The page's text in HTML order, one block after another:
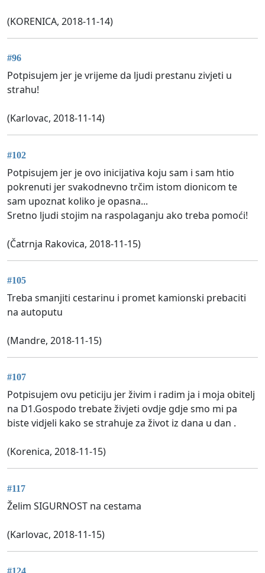
(KORENICA, 2018-11-14)
#96
Potpisujem jer je vrijeme da ljudi prestanu zivjeti u
strahu!
(Karlovac, 2018-11-14)
#102
Potpisujem jer je ovo inicijativa koju sam i sam htio
pokrenuti jer svakodnevno trčim istom dionicom te
sam upoznat koliko je opasna...
Sretno ljudi stojim na raspolaganju ako treba pomoći!
(Čatrnja Rakovica, 2018-11-15)
#105
Treba smanjiti cestarinu i promet kamionski prebaciti
na autoputu
(Mandre, 2018-11-15)
#107
Potpisujem ovu peticiju jer živim i radim ja i moja obitelj
na D1.Gospodo trebate živjeti ovdje gdje smo mi pa
biste vidjeli kako se strahuje za život iz dana u dan .
(Korenica, 2018-11-15)
#117
Želim SIGURNOST na cestama
(Karlovac, 2018-11-15)
#124